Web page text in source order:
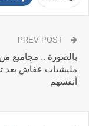
بالصورة .. مجاميع من
مليشيات عفاش بعد
أنفسهم